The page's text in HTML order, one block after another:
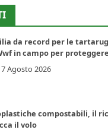
da record per le
in campo per
7 Agosto 2026
compostabili, il
il volo